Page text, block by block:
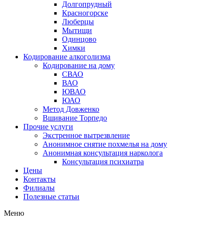
Долгопрудный
Красногорске
Люберцы
Мытищи
Одинцово
Химки
Кодирование алкоголизма
Кодирование на дому
СВАО
ВАО
ЮВАО
ЮАО
Метод Довженко
Вшивание Торпедо
Прочие услуги
Экстренное вытрезвление
Анонимное снятие похмелья на дому
Анонимная консультация нарколога
Консультация психиатра
Цены
Контакты
Филиалы
Полезные статьи
Меню